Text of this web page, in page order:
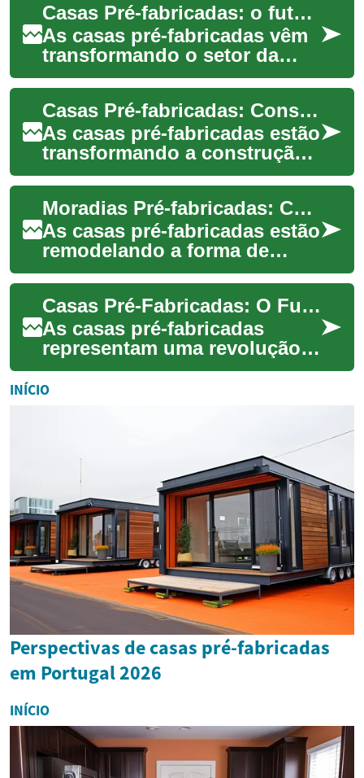
Casas Pré-fabricadas: o futuro da construção verde
As casas pré-fabricadas vêm
transformando o setor da
construção no Brasil ao unir
rapidez, sustentabilidade e
control...
Casas Pré-fabricadas: Construção Sustentável e Ágil
As casas pré-fabricadas estão
transformando a construção
civil no Brasil ao combinar
sustentabilidade, economia
de te...
Moradias Pré-fabricadas: Construção Sustentável e Moderna
As casas pré-fabricadas estão
remodelando a forma de
construir: oferecem rapidez,
controle de qualidade e
menor impac...
Casas Pré-Fabricadas: O Futuro Sustentável da Construção Civil
As casas pré-fabricadas
representam uma revolução
na construção civil,
combinando eficiência,
INÍCIO
Perspectivas de casas pré-fabricadas
em Portugal 2026
INÍCIO